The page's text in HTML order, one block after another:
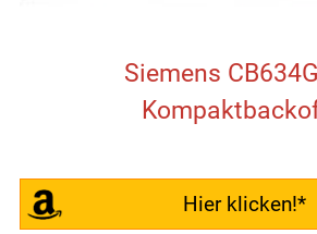
Siemens
Hier klicken!*